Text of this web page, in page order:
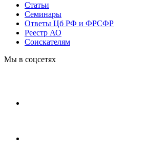
Статьи
Cеминары
Ответы Цб РФ и ФРСФР
Реестр АО
Соискателям
Мы в соцсетях